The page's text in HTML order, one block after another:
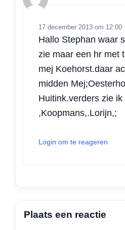
17 december 2013 om 12:00
Hallo Stephan waar
zie maar een hr met
mej Koehorst.daar
midden
Huitink.verders zie
,Koopmans,.Lorijn,;
Login om te reageren
Plaats een reactie